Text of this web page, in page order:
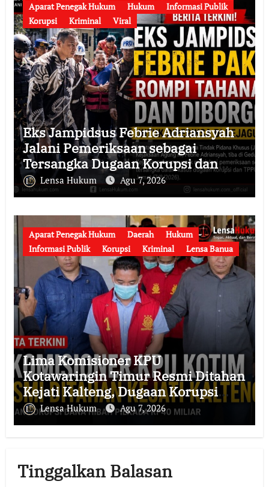
Aparat Penegak Hukum Hukum
Informasi Publik
Korupsi
Kriminal Viral
Eks Jampidsus Febrie Adriansyah
Jalani Pemeriksaan sebagai
Tersangka Dugaan Korupsi dan
TPPU, Datang ke Kejaksaan Agung
Mengenakan Rompi Tahanan
Lensa Hukum Agu 7, 2026
Aparat Penegak Hukum Daerah
Hukum
Informasi Publik
Korupsi Kriminal Lensa Banua
Lima Komisioner KPU
Kotawaringin Timur Resmi Ditahan
Kejati Kalteng, Dugaan Korupsi
Dana Hibah Pilkada Rp40 Miliar
Memasuki Babak Baru
Lensa Hukum Agu 7, 2026
Tinggalkan Balasan